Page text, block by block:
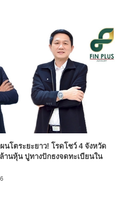
โตระยะยาว! โรดโชว์ 4 จังหวัด
านหุ้น ปูทางปักธงจดทะเบียนใน